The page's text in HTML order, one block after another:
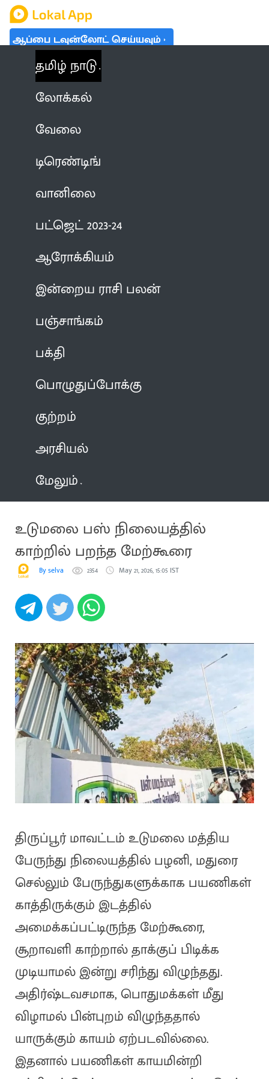
ஆப்பை டவுன்லோட் செய்யவும்
தமிழ் நாடு
லோக்கல்
வேலை
டிரெண்டிங்
வானிலை
பட்ஜெட் 2023-24
ஆரோக்கியம்
இன்றைய ராசி பலன்
பஞ்சாங்கம்
பக்தி
பொழுதுப்போக்கு
குற்றம்
அரசியல்
மேலும்
உடுமலை பஸ் நிலையத்தில்
காற்றில் பறந்த மேற்கூரை
By selva 2354 May 21, 2026, 15:05 IST
திருப்பூர் மாவட்டம் உடுமலை மத்திய
பேருந்து நிலையத்தில் பழனி, மதுரை
செல்லும் பேருந்துகளுக்காக பயணிகள்
காத்திருக்கும் இடத்தில்
அமைக்கப்பட்டிருந்த மேற்கூரை,
சூறாவளி காற்றால் தாக்குப் பிடிக்க
முடியாமல் இன்று சரிந்து விழுந்தது.
அதிர்ஷ்டவசமாக, பொதுமக்கள் மீது
விழாமல் பின்புறம் விழுந்ததால்
யாருக்கும் காயம் ஏற்படவில்லை.
இதனால் பயணிகள் காயமின்றி